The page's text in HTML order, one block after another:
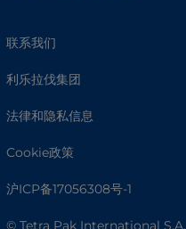
联系我们
利乐拉伐集团
法律和隐私信息
Cookie政策
沪ICP备17056308号-1
© Tetra Pak International S.A.